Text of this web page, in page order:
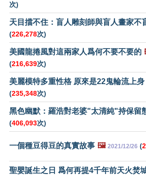
次)
天目擋不住：盲人雕刻師與盲人畫家不
(226,278次)
美國龍捲風對這兩家人爲何不要不要的
(216,639次)
美麗模特多重性格 原來是22鬼輪流上身
(235,348次)
黑色幽默：羅浩對老婆"太清純"持保留
(406,093次)
一個種豆得豆的真實故事 🖼️ 2021/12/26 (
聖嬰誕生之日 爲何再提4千年前天火焚